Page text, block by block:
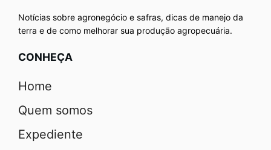
Notícias sobre agronegócio e safras, dicas de manejo da
terra e de como melhorar sua produção agropecuária.
CONHEÇA
Home
Quem somos
Expediente